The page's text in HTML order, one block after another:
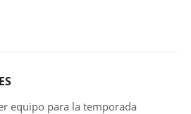
equipo para la temporada